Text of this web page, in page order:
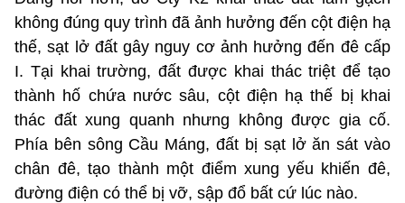
không đúng quy trình đã ảnh hưởng đến cột điện hạ
thế, sạt lở đất gây nguy cơ ảnh hưởng đến đê cấp
I. Tại khai trường, đất được khai thác triệt để tạo
thành hố chứa nước sâu, cột điện hạ thế bị khai
thác đất xung quanh nhưng không được gia cố.
Phía bên sông Cầu Máng, đất bị sạt lở ăn sát vào
chân đê, tạo thành một điểm xung yếu khiến đê,
đường điện có thể bị vỡ, sập đổ bất cứ lúc nào.